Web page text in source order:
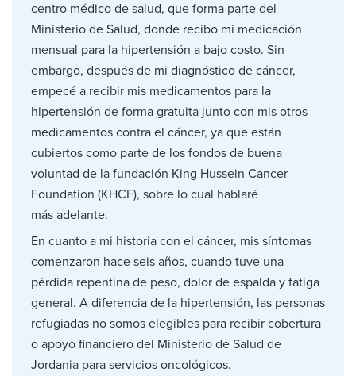
centro médico de salud, que forma parte del
Ministerio de Salud, donde recibo mi medicación
mensual para la hipertensión a bajo costo. Sin
embargo, después de mi diagnóstico de cáncer,
empecé a recibir mis medicamentos para la
hipertensión de forma gratuita junto con mis otros
medicamentos contra el cáncer, ya que están
cubiertos como parte de los fondos de buena
voluntad de la fundación King Hussein Cancer
Foundation (KHCF), sobre lo cual hablaré
más adelante.
En cuanto a mi historia con el cáncer, mis síntomas
comenzaron hace seis años, cuando tuve una
pérdida repentina de peso, dolor de espalda y fatiga
general. A diferencia de la hipertensión, las personas
refugiadas no somos elegibles para recibir cobertura
o apoyo financiero del Ministerio de Salud de
Jordania para servicios oncológicos.